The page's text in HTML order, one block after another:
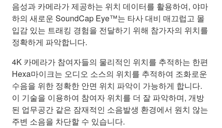
음성과 카메라가 제공하는 위치 데이터를 활용하여, 야마
하의 새로운 SoundCap Eye™는 타사 대비 매끄럽고 몰
입감 있는 트래킹 경험을 전달하기 위해 참가자의 위치를
정확하게 파악합니다.
4K 카메라가 참여자들의 물리적인 위치를 추적하는 한편
Hexa마이크는 오디오 소스의 위치를 추적하여 조화로운
수음을 위한 정확한 안면 위치 파악이 가능하게 합니다.
이 기술을 이용하여 참여자 위치를 더 잘 파악하며, 개방
된 업무공간 같은 잠재적인 소음발생 환경에서 원치 않는
주변 소음을 차단할 수 있습니다.